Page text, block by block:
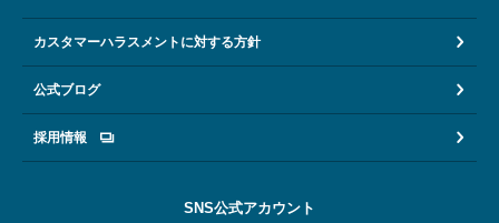
カスタマーハラスメントに対する方針
公式ブログ
採用情報
SNS公式アカウント